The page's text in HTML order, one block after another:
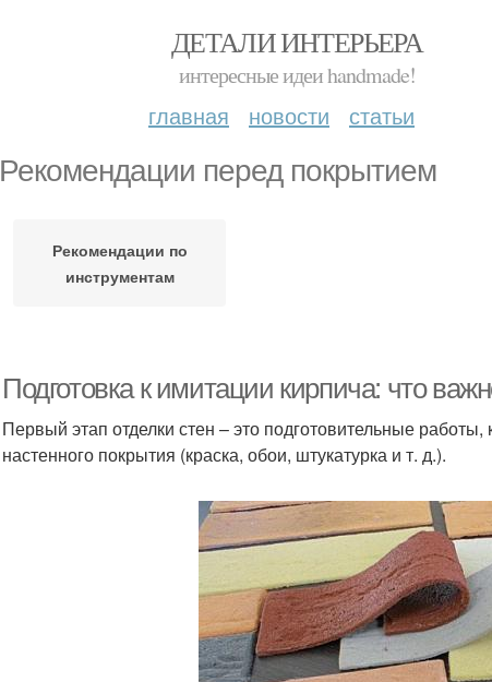
ДЕТАЛИ ИНТЕРЬЕРА
интересные идеи handmade!
главная новости статьи
Рекомендации перед покрытием
Рекомендации по
инструментам
Подготовка к имитации кирпича: что
Первый этап отделки стен – это подготовительные
настенного покрытия (краска, обои, штукатурка и т. д.).